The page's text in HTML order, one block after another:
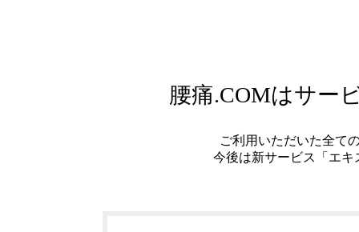
腰痛.COMはサー
ご利用いただいた全て
今後は新サービス「エ